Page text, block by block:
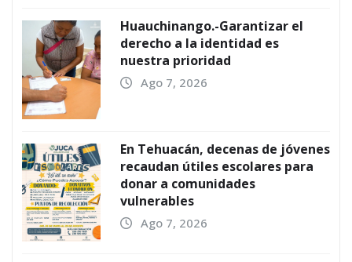
Huauchinango.-Garantizar el
derecho a la identidad es
nuestra prioridad
Ago 7, 2026
En Tehuacán, decenas de jóvenes
recaudan útiles escolares para
donar a comunidades
vulnerables
Ago 7, 2026